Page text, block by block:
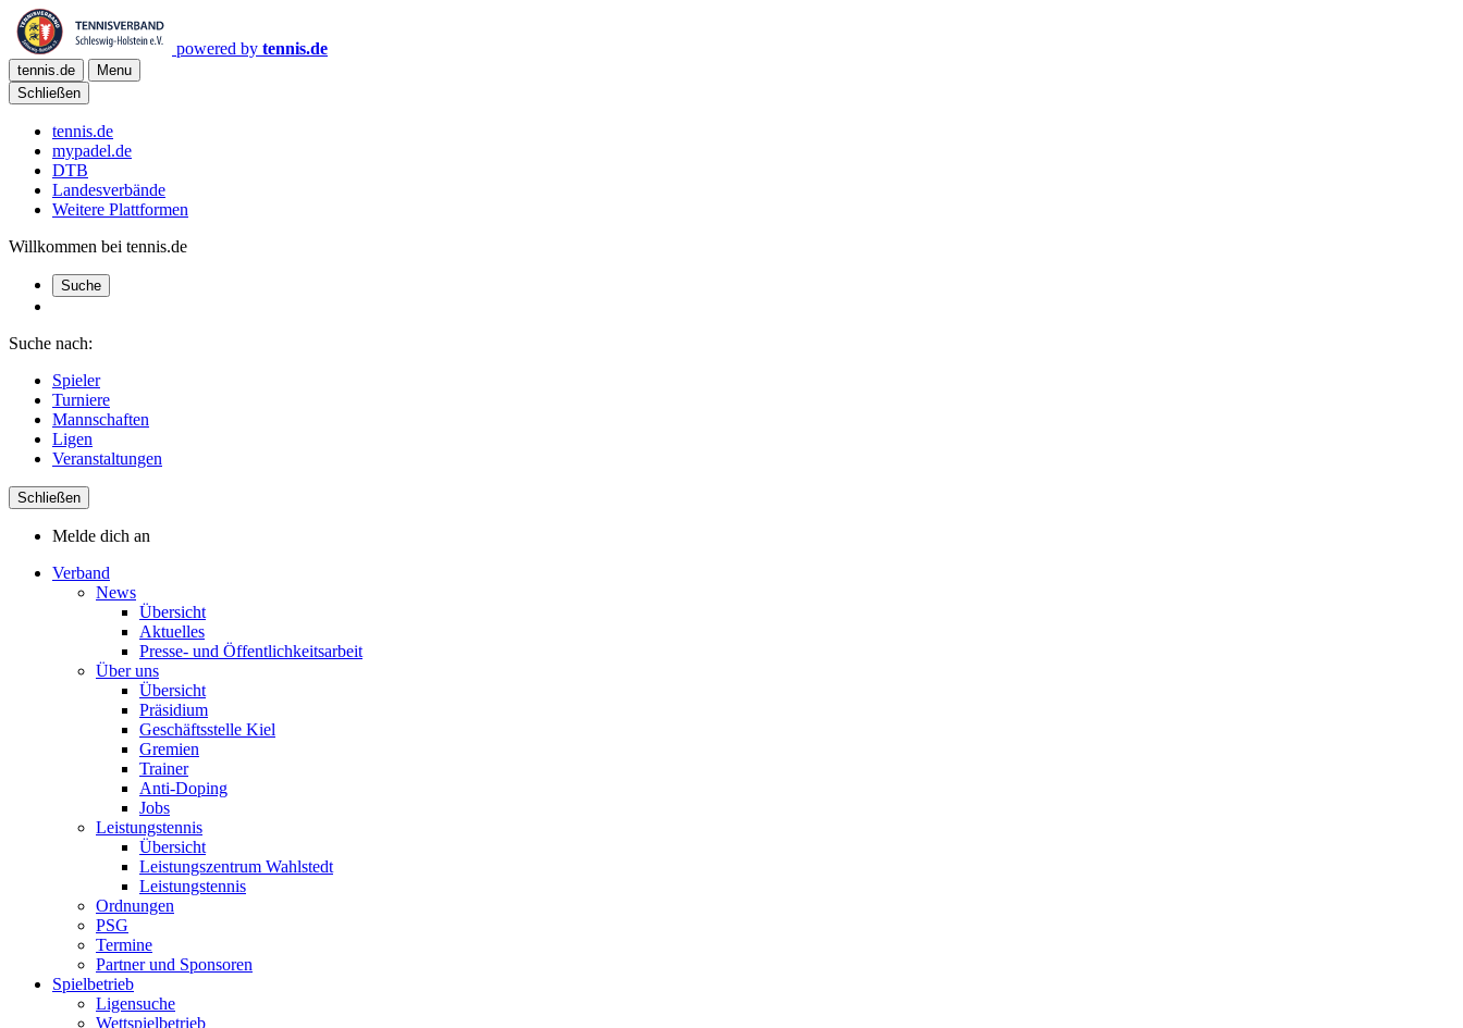
powered by tennis.de
tennis.de
Menu
Schließen
tennis.de
mypadel.de
DTB
Landesverbände
Weitere Plattformen
Willkommen bei tennis.de
Suche
Suche nach:
Spieler
Turniere
Mannschaften
Ligen
Veranstaltungen
Schließen
Melde dich an
Verband
News
Übersicht
Aktuelles
Presse- und Öffentlichkeitsarbeit
Über uns
Übersicht
Präsidium
Geschäftsstelle Kiel
Gremien
Trainer
Anti-Doping
Jobs
Leistungstennis
Übersicht
Leistungszentrum Wahlstedt
Leistungstennis
Ordnungen
PSG
Termine
Partner und Sponsoren
Spielbetrieb
Ligensuche
Wettspielbetrieb